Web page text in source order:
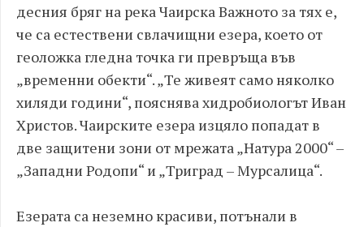
десния бряг на река Чаирска Важното за тях е,
че са естествени свлачищни езера, което от
геоложка гледна точка ги превръща във
„временни обекти“. „Те живеят само няколко
хиляди години“, пояснява хидробиологът Иван
Христов. Чаирските езера изцяло попадат в
две защитени зони от мрежата „Натура 2000“ –
„Западни Родопи“ и „Триград – Мурсалица“.
Езерата са неземно красиви, потънали в